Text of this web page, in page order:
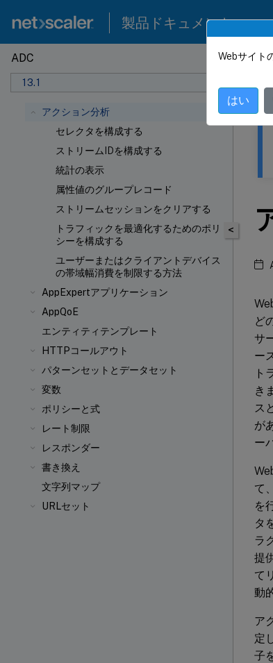
製品ドキュメント
ADC
13.1
アクション分析
セレクタを構成する
ストリームIDを構成する
統計の表示
属性値のグループレコード
ストリームセッションをクリアする
トラフィックを最適化するためのポリ
シーを構成する
ユーザーまたはクライアントデバイス
の帯域幅消費を制限する方法
AppExpertアプリケーション
AppQoE
エンティティテンプレート
HTTPコールアウト
パターンセットとデータセット
変数
ポリシーと式
レート制限
レスポンダー
書き換え
文字列マップ
URLセット
こ
<
ど
サ
ー
ト
き
ス
が
ー
て
を
タ
ラ
提
て
動
ア
定
子
Webサイト
はい